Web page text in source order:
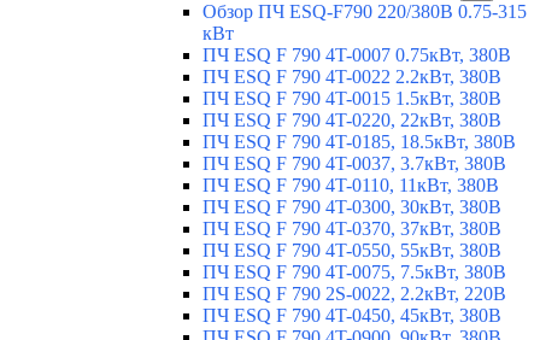
Обзор ПЧ ESQ-F790 220/380В 0.75-315
кВт
ПЧ ESQ F 790 4T-0007 0.75кВт, 380В
ПЧ ESQ F 790 4T-0022 2.2кВт, 380В
ПЧ ESQ F 790 4T-0015 1.5кВт, 380В
ПЧ ESQ F 790 4T-0220, 22кВт, 380В
ПЧ ESQ F 790 4T-0185, 18.5кВт, 380В
ПЧ ESQ F 790 4T-0037, 3.7кВт, 380В
ПЧ ESQ F 790 4T-0110, 11кВт, 380В
ПЧ ESQ F 790 4T-0300, 30кВт, 380В
ПЧ ESQ F 790 4T-0370, 37кВт, 380В
ПЧ ESQ F 790 4T-0550, 55кВт, 380В
ПЧ ESQ F 790 4T-0075, 7.5кВт, 380В
ПЧ ESQ F 790 2S-0022, 2.2кВт, 220В
ПЧ ESQ F 790 4T-0450, 45кВт, 380В